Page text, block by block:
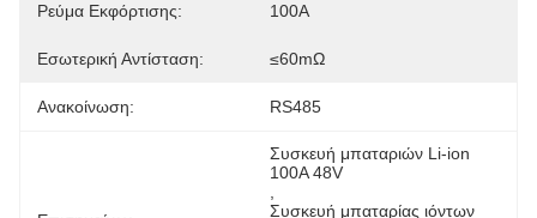
Ρεύμα Εκφόρτισης: 100Α
Εσωτερική Αντίσταση: ≤60mΩ
Ανακοίνωση: RS485
Συσκευή μπαταριών Li-ion
100A 48V
Συσκευή μπαταρίας ιόντων